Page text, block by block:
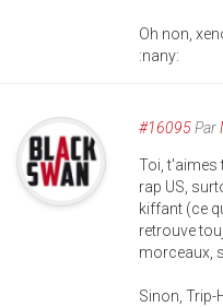
Oh non,
:nany:
#16095Par
Toi, t'aimes
rap US,
kiffant (ce
retrouve
morceaux,
Sinon, Trip-